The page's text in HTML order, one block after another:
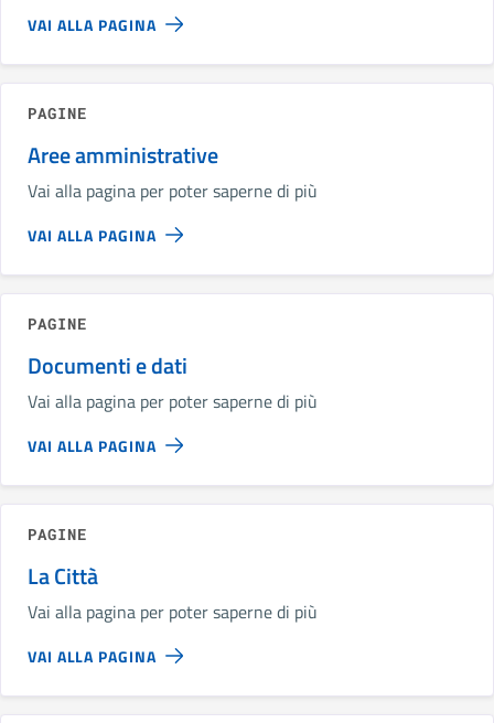
VAI ALLA PAGINA
PAGINE
Aree amministrative
Vai alla pagina per poter saperne di più
VAI ALLA PAGINA
PAGINE
Documenti e dati
Vai alla pagina per poter saperne di più
VAI ALLA PAGINA
PAGINE
La Città
Vai alla pagina per poter saperne di più
VAI ALLA PAGINA